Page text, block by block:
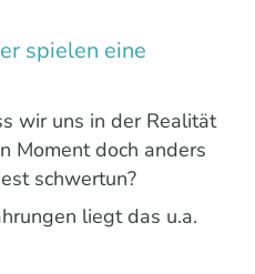
spielen eine
wir uns in der Realität
Moment doch anders
schwertun?
liegt das u.a.